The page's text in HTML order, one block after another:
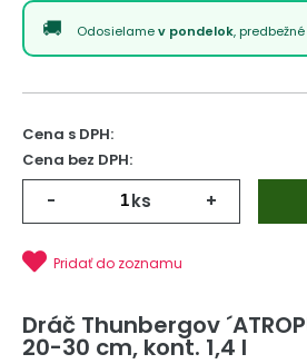
Odosielamev pondelok,
Cena s DPH:
Cena bez DPH:
- ks +
Pridať do zoznamu
Dráč Thunbergov
20-30 cm, kont. 1,4 l